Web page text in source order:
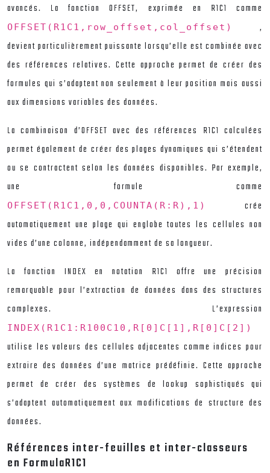
avancés. La fonction OFFSET, exprimée en R1C1 comme
OFFSET(R1C1,row_offset,col_offset) ,
devient particulièrement puissante lorsqu’elle est combinée avec
des références relatives. Cette approche permet de créer des
formules qui s’adaptent non seulement à leur position mais aussi
aux dimensions variables des données.
La combinaison d’OFFSET avec des références R1C1 calculées
permet également de créer des plages dynamiques qui s’étendent
ou se contractent selon les données disponibles. Par exemple,
une formule comme
OFFSET(R1C1,0,0,COUNTA(R:R),1)
crée
automatiquement une plage qui englobe toutes les cellules non
vides d’une colonne, indépendamment de sa longueur.
La fonction INDEX en notation R1C1 offre une précision
remarquable pour l’extraction de données dans des structures
complexes. L’expression
INDEX(R1C1:R100C10,R[0]C[1],R[0]C[2])
utilise les valeurs des cellules adjacentes comme indices pour
extraire des données d’une matrice prédéfinie. Cette approche
permet de créer des systèmes de lookup sophistiqués qui
s’adaptent automatiquement aux modifications de structure des
données.
Références inter-feuilles et inter-classeurs
en FormulaR1C1